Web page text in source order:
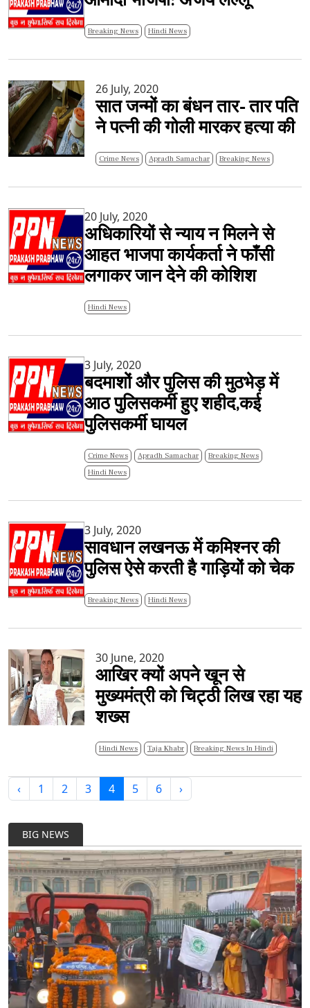
Breaking News Hindi News
26 July, 2020
सात जन्मों का बंधन तार- तार पति
ने पत्नी की गोली मारकर हत्या की
Crime News Apradh Samachar Breaking News
20 July, 2020
अधिकारियों से न्याय न मिलने से
आहत भाजपा कार्यकर्ता ने फाँसी
लगाकर जान देने की कोशिश
Hindi News
3 July, 2020
बदमाशों और पुलिस की मुठभेड़ में
आठ पुलिसकर्मी हुए शहीद,कई
पुलिसकर्मी घायल
Crime News Apradh Samachar
Breaking News
Hindi News
3 July, 2020
सावधान लखनऊ में कमिश्नर की
पुलिस ऐसे करती है गाड़ियों को चेक
Breaking News Hindi News
30 June, 2020
आखिर क्यों अपने खून से
मुख्यमंत्री को चिट्ठी लिख रहा यह
शख्स
Hindi News Taja Khabr Breaking News In Hindi
‹ 1 2 3 4 5 6 ›
BIG NEWS